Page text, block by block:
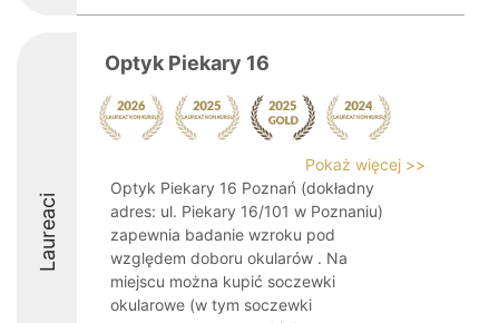
Laureaci
Optyk Piekary 16
Pokaż więcej >>
Optyk Piekary 16 Poznań (dokładny
adres: ul. Piekary 16/101 w Poznaniu)
zapewnia badanie wzroku pod
względem doboru okularów . Na
miejscu można kupić soczewki
okularowe (w tym soczewki